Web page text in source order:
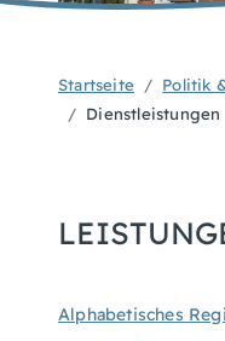
Startseite Politik
Dienstleistungen
Alphabetisches